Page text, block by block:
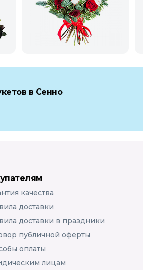
в Сенно
качества
доставки
доставки в праздники
публичной оферты
оплаты
лицам